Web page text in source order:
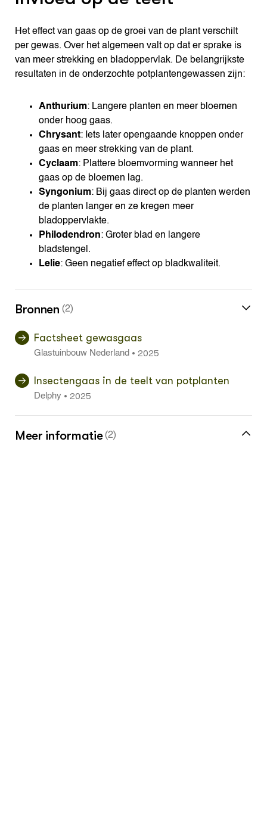
Het effect van gaas op de groei van de plant verschilt
per gewas. Over het algemeen valt op dat er sprake is
van meer strekking en bladoppervlak. De belangrijkste
resultaten in de onderzochte potplantengewassen zijn:
Anthurium: Langere planten en meer bloemen
onder hoog gaas.
Chrysant: Iets later opengaande knoppen onder
gaas en meer strekking van de plant.
Cyclaam: Plattere bloemvorming wanneer het
gaas op de bloemen lag.
Syngonium: Bij gaas direct op de planten werden
de planten langer en ze kregen meer
bladoppervlakte.
Philodendron: Groter blad en langere
bladstengel.
Lelie: Geen negatief effect op bladkwaliteit.
Bronnen (2)
Factsheet gewasgaas
Glastuinbouw Nederland• 2025
Insectengaas in de teelt van potplanten
Delphy • 2025
Meer informatie (2)